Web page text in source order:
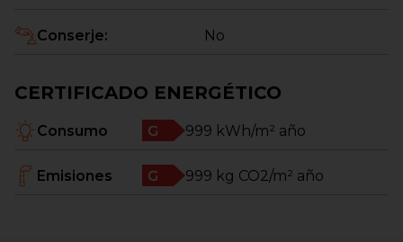
Conserje: No
CERTIFICADO ENERGÉTICO
Consumo 999 kWh/m² año
Emisiones 999 kg CO2/m² año